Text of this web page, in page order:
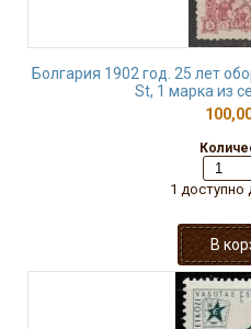
Болгария 1902 год. 25 лет
St, 1 марка из
1 доступно